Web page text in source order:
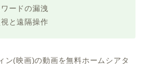
ードの漏洩
と遠隔操作
ン(映画)の動画を無料ホームシアタ